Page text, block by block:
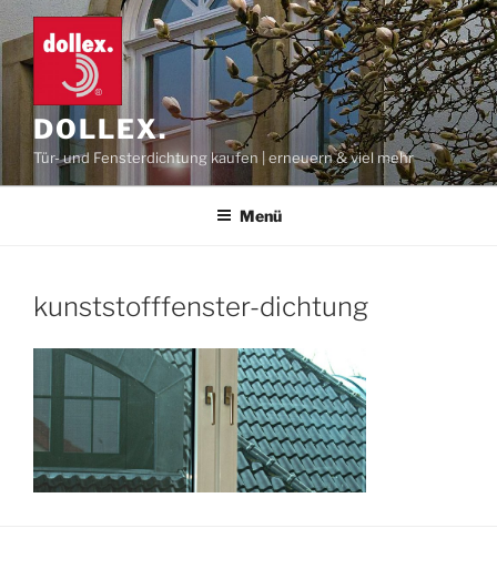
Zum
Inhalt
springen
DOLLEX.
Tür- und Fensterdichtung kaufen | erneuern & viel mehr
Menü
kunststofffenster-dichtung